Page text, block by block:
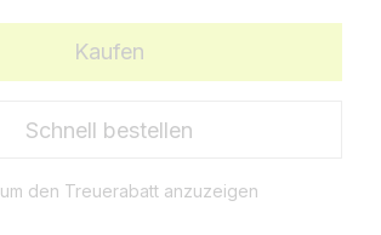
Kaufen
Schnell bestellen
um den Treuerabatt anzuzeigen